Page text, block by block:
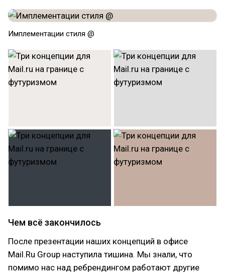
Имплементации стиля @
Чем всё закончилось
После презентации наших концепций в офисе
Mail.Ru Group наступила тишина. Мы знали, что
помимо нас над ребрендингом работают другие